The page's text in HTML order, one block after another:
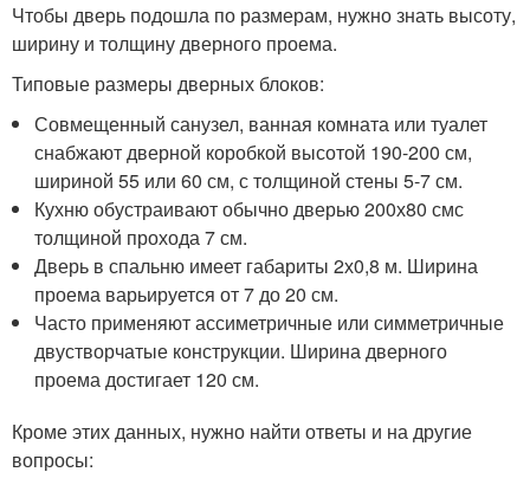
Чтобы дверь подошла по размерам, нужно знать высоту,
ширину и толщину дверного проема.
Типовые размеры дверных блоков:
Совмещенный санузел, ванная комната или туалет
снабжают дверной коробкой высотой 190-200 см,
шириной 55 или 60 см, с толщиной стены 5-7 см.
Кухню обустраивают обычно дверью 200х80 смс
толщиной прохода 7 см.
Дверь в спальню имеет габариты 2х0,8 м. Ширина
проема варьируется от 7 до 20 см.
Часто применяют ассиметричные или симметричные
двустворчатые конструкции. Ширина дверного
проема достигает 120 см.
Кроме этих данных, нужно найти ответы и на другие
вопросы: